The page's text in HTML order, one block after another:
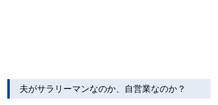
夫がサラリーマンなのか、自営業なのか？